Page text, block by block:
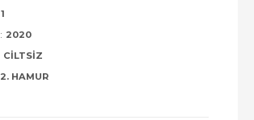
1
2020
CILTSIZ
2. HAMUR